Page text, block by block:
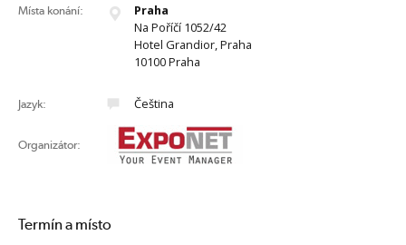
Místa konání:
Praha
Na Poříčí 1052/42
Hotel Grandior, Praha
10100 Praha
Jazyk: Čeština
Organizátor:
Termín a místo